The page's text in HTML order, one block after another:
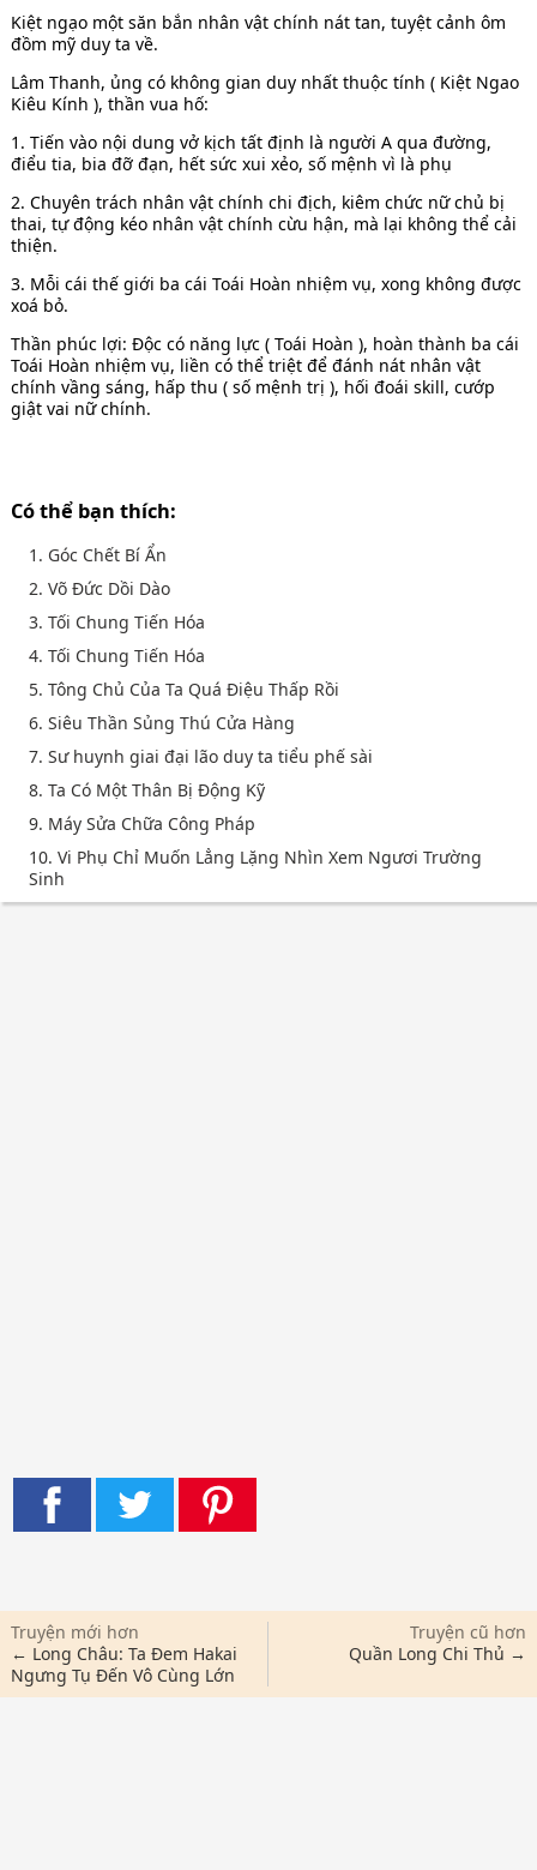
Kiệt ngạo một săn bắn nhân vật chính nát tan, tuyệt cảnh ôm
đồm mỹ duy ta về.
Lâm Thanh, ủng có không gian duy nhất thuộc tính ( Kiệt Ngao
Kiêu Kính ), thần vua hố:
1. Tiến vào nội dung vở kịch tất định là người A qua đường,
điểu tia, bia đỡ đạn, hết sức xui xẻo, số mệnh vì là phụ
2. Chuyên trách nhân vật chính chi địch, kiêm chức nữ chủ bị
thai, tự động kéo nhân vật chính cừu hận, mà lại không thể cải
thiện.
3. Mỗi cái thế giới ba cái Toái Hoàn nhiệm vụ, xong không được
xoá bỏ.
Thần phúc lợi: Độc có năng lực ( Toái Hoàn ), hoàn thành ba cái
Toái Hoàn nhiệm vụ, liền có thể triệt để đánh nát nhân vật
chính vầng sáng, hấp thu ( số mệnh trị ), hối đoái skill, cướp
giật vai nữ chính.
Có thể bạn thích:
1. Góc Chết Bí Ẩn
2. Võ Đức Dồi Dào
3. Tối Chung Tiến Hóa
4. Tối Chung Tiến Hóa
5. Tông Chủ Của Ta Quá Điệu Thấp Rồi
6. Siêu Thần Sủng Thú Cửa Hàng
7. Sư huynh giai đại lão duy ta tiểu phế sài
8. Ta Có Một Thân Bị Động Kỹ
9. Máy Sửa Chữa Công Pháp
10. Vi Phụ Chỉ Muốn Lẳng Lặng Nhìn Xem Ngươi Trường
Sinh
Truyện mới hơn
← Long Châu: Ta Đem Hakai
Ngưng Tụ Đến Vô Cùng Lớn
Truyện cũ hơn
Quần Long Chi Thủ →